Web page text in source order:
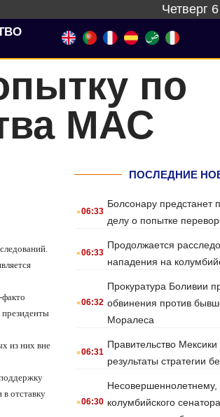
Четверг
по
МАС
президенты
из них вне
в отставку
ПОСЛЕДНИЕ
.06:33
Болсонару предстанет
делу о попытке
.06:33
Продолжается
нападения на
.06:32
Прокуратура Боливии
обвинения против
Моралеса
.06:31
Правительство Мексики
результаты стратегии
.06:30 колумбийского